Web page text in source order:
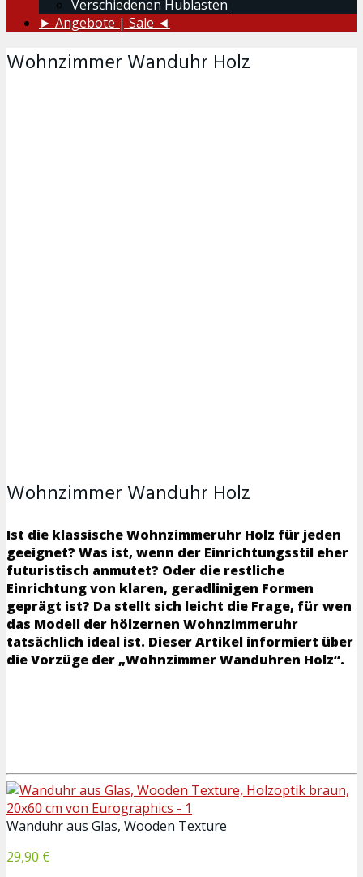
Verschiedenen Hublasten
► Angebote | Sale ◄
Wohnzimmer Wanduhr Holz
Wohnzimmer Wanduhr Holz
Ist die klassische Wohnzimmeruhr Holz für jeden
geeignet? Was ist, wenn der Einrichtungsstil eher
futuristisch anmutet? Oder die restliche
Einrichtung von klaren, geradlinigen Formen
geprägt ist? Da stellt sich leicht die Frage, für wen
das Modell der hölzernen Wohnzimmeruhr
tatsächlich ideal ist. Dieser Artikel informiert über
die Vorzüge der „Wohnzimmer Wanduhren Holz“.
Wanduhr aus Glas, Wooden Texture
29,90 €